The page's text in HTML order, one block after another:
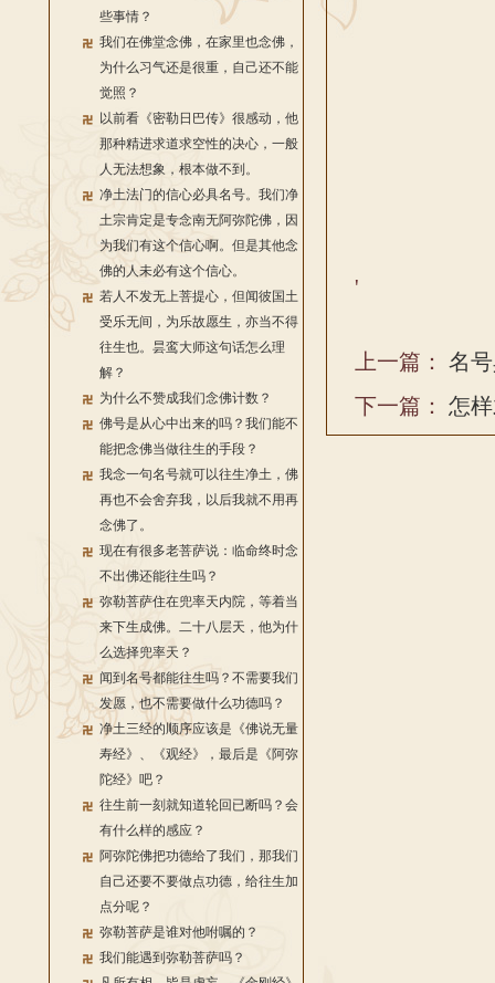
些事情？
我们在佛堂念佛，在家里也念佛，
为什么习气还是很重，自己还不能
觉照？
以前看《密勒日巴传》很感动，他
那种精进求道求空性的决心，一般
人无法想象，根本做不到。
净土法门的信心必具名号。我们净
土宗肯定是专念南无阿弥陀佛，因
为我们有这个信心啊。但是其他念
佛的人未必有这个信心。
若人不发无上菩提心，但闻彼国土
受乐无间，为乐故愿生，亦当不得
往生也。昙鸾大师这句话怎么理
解？
为什么不赞成我们念佛计数？
佛号是从心中出来的吗？我们能不
能把念佛当做往生的手段？
我念一句名号就可以往生净土，佛
再也不会舍弃我，以后我就不用再
念佛了。
现在有很多老菩萨说：临命终时念
不出佛还能往生吗？
弥勒菩萨住在兜率天内院，等着当
来下生成佛。二十八层天，他为什
么选择兜率天？
闻到名号都能往生吗？不需要我们
发愿，也不需要做什么功德吗？
净土三经的顺序应该是《佛说无量
寿经》、《观经》，最后是《阿弥
陀经》吧？
往生前一刻就知道轮回已断吗？会
有什么样的感应？
阿弥陀佛把功德给了我们，那我们
自己还要不要做点功德，给往生加
点分呢？
弥勒菩萨是谁对他咐嘱的？
我们能遇到弥勒菩萨吗？
'
上一篇： 名
下一篇： 怎